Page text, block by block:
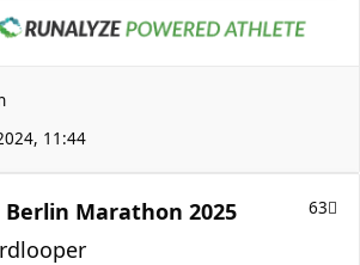
11:44
Berlin Marathon 2025 63